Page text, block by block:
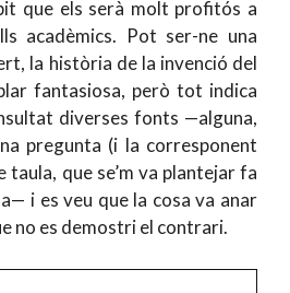
que els serà molt profitós a
acadèmics. Pot ser-ne una
la història de la invenció del
fantasiosa, però tot indica
diverses fonts —alguna,
pregunta (i la corresponent
taula, que se’m va plantejar fa
i es veu que la cosa va anar
no es demostri el contrari.